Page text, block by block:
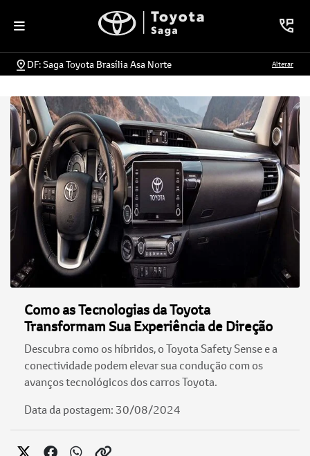
DF: Saga Toyota Brasília Asa Norte Alterar
Como as Tecnologias da Toyota
Transformam Sua Experiência de Direção
Descubra como os híbridos, o Toyota Safety Sense e a
conectividade podem elevar sua condução com os
avanços tecnológicos dos carros Toyota.
Data da postagem: 30/08/2024